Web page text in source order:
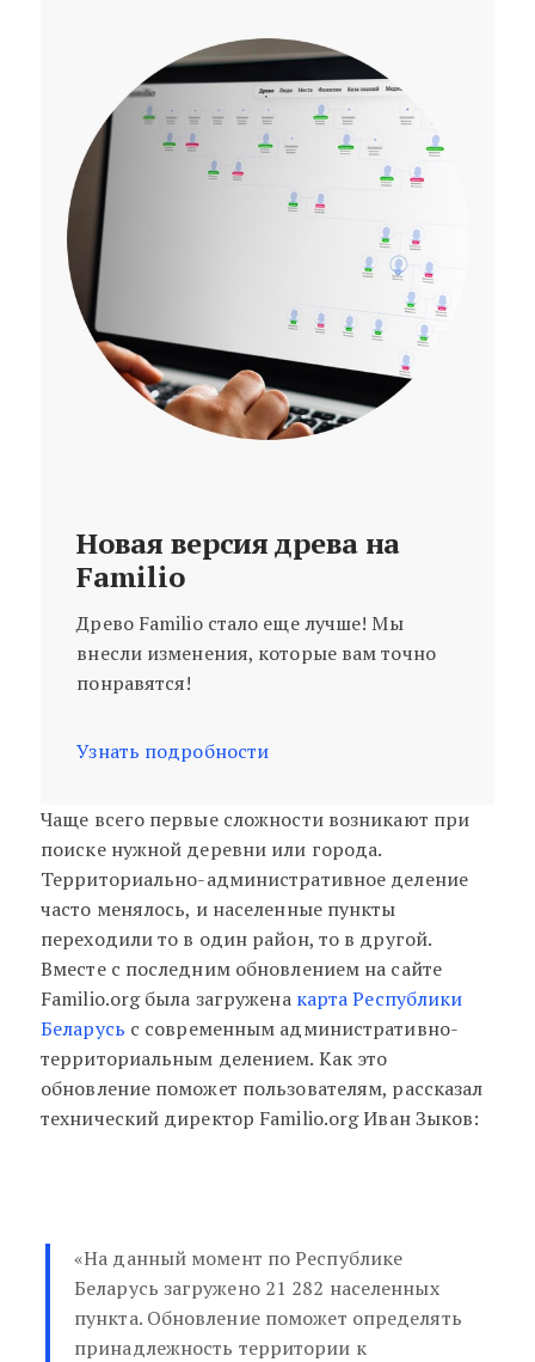
Новая версия древа на
Familio
Древо Familio стало еще лучше! Мы
внесли изменения, которые вам точно
понравятся!
Узнать подробности
Чаще всего первые сложности возникают при
поиске нужной деревни или города.
Территориально-административное деление
часто менялось, и населенные пункты
переходили то в один район, то в другой.
Вместе с последним обновлением на сайте
Familio.org была загружена карта Республики
Беларусь с современным административно-
территориальным делением. Как это
обновление поможет пользователям, рассказал
технический директор Familio.org Иван Зыков:
«На данный момент по Республике
Беларусь загружено 21 282 населенных
пункта. Обновление поможет определять
принадлежность территории к